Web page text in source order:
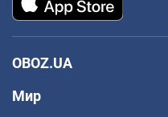
OBOZ.UA
Мир